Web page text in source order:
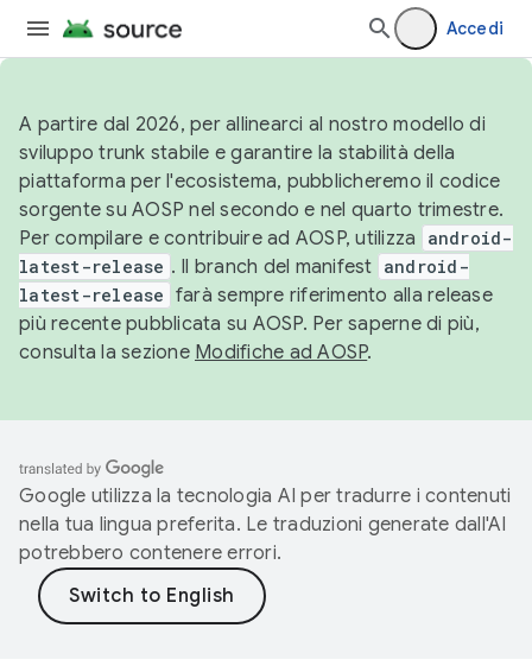
Accedi
A partire dal 2026, per allinearci al nostro modello di
sviluppo trunk stabile e garantire la stabilità della
piattaforma per l'ecosistema, pubblicheremo il codice
sorgente su AOSP nel secondo e nel quarto trimestre.
Per compilare e contribuire ad AOSP, utilizza
android-
latest-release . Il branch del manifest android-
latest-release farà sempre riferimento alla release
più recente pubblicata su AOSP. Per saperne di più,
consulta la sezione Modifiche ad AOSP.
Google utilizza la tecnologia AI per tradurre i contenuti
nella tua lingua preferita. Le traduzioni generate dall'AI
potrebbero contenere errori.